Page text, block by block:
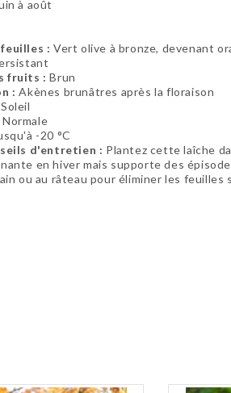
à août
: Vert olive à bronze, devenant
fruits : Brun
: Akènes brunâtres après la floraison
Soleil
Normale
-20 °C
d'entretien : Plantez cette laîche
en hiver mais supporte des
ou au râteau pour éliminer les